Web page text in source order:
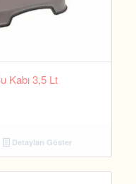
Kabı 3,5 Lt
Detayları Göster